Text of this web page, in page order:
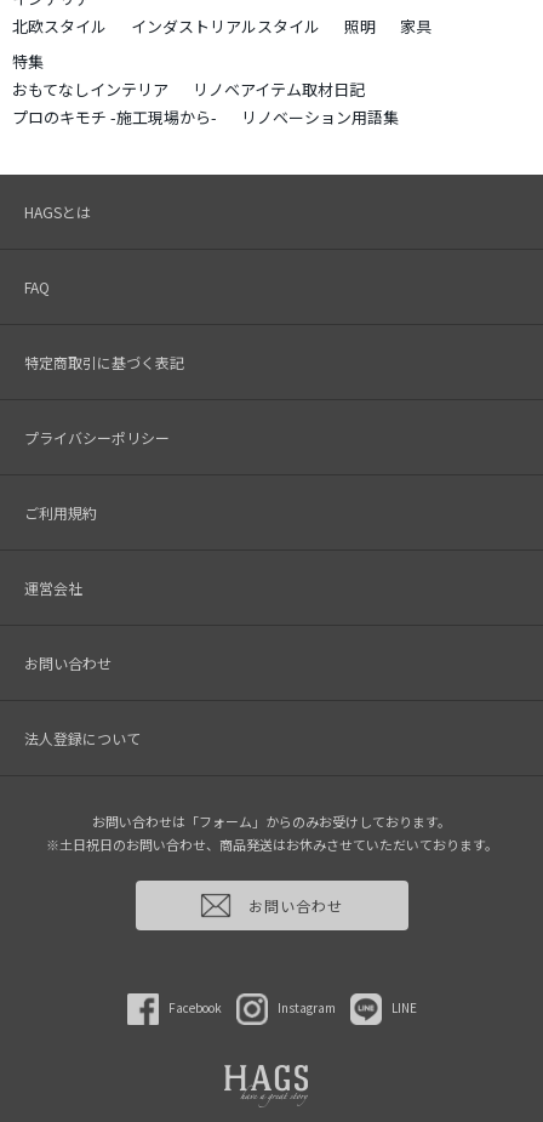
北欧スタイル
インダストリアルスタイル 照明
家具
特集
おもてなしインテリア
リノベアイテム取材日記
プロのキモチ -施工現場から-
リノベーション用語集
HAGSとは
FAQ
特定商取引に基づく表記
プライバシーポリシー
ご利用規約
運営会社
お問い合わせ
法人登録について
お問い合わせは「フォーム」からのみお受けしております。
※土日祝日のお問い合わせ、商品発送はお休みさせていただいております。
お問い合わせ
Facebook Instagram LINE